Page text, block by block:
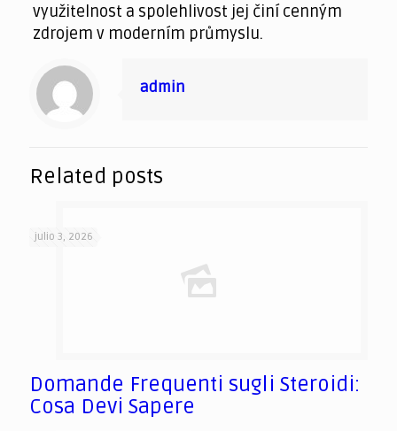
využitelnost a spolehlivost jej činí cenným
zdrojem v moderním průmyslu.
admin
Related posts
julio 3, 2026
Domande Frequenti sugli Steroidi:
Cosa Devi Sapere